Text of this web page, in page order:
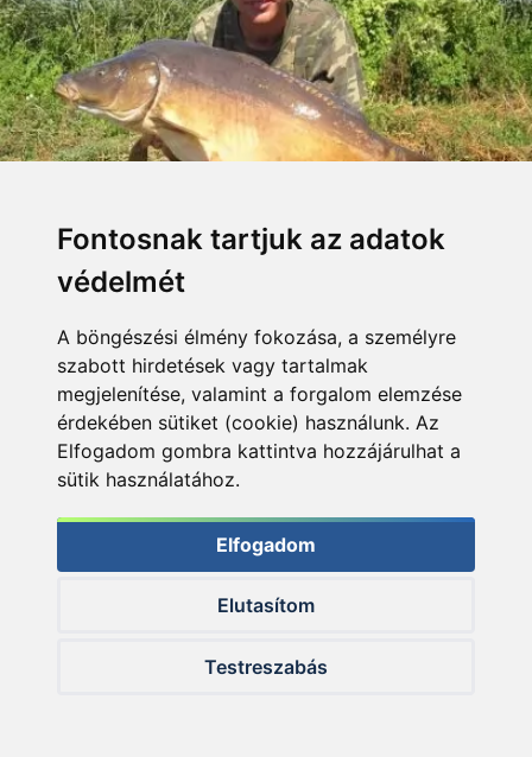
Fontosnak tartjuk az adatok
védelmét
A böngészési élmény fokozása, a személyre
szabott hirdetések vagy tartalmak
megjelenítése, valamint a forgalom elemzése
érdekében sütiket (cookie) használunk. Az
Elfogadom gombra kattintva hozzájárulhat a
sütik használatához.
Elfogadom
Elutasítom
Testreszabás